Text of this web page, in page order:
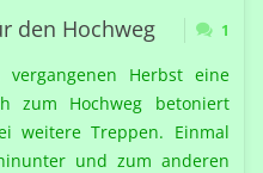
den Hochweg 1
Herbst eine
zum Hochweg betoniert
weitere Treppen. Einmal
und zum anderen